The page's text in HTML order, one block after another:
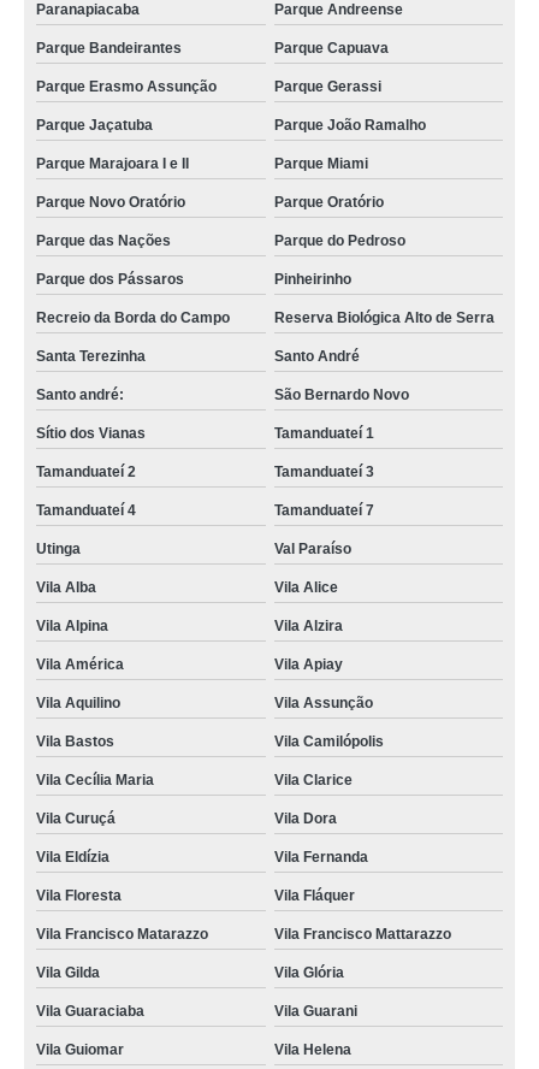
Paranapiacaba Parque Andreense
Parque Bandeirantes Parque Capuava
Parque Erasmo Assunção Parque Gerassi
Parque Jaçatuba Parque João Ramalho
Parque Marajoara I e II Parque Miami
Parque Novo Oratório Parque Oratório
Parque das Nações Parque do Pedroso
Parque dos Pássaros Pinheirinho
Recreio da Borda do Campo Reserva Biológica Alto de Serra
Santa Terezinha Santo André
Santo andré: São Bernardo Novo
Sítio dos Vianas Tamanduateí 1
Tamanduateí 2 Tamanduateí 3
Tamanduateí 4 Tamanduateí 7
Utinga Val Paraíso
Vila Alba Vila Alice
Vila Alpina Vila Alzira
Vila América Vila Apiay
Vila Aquilino Vila Assunção
Vila Bastos Vila Camilópolis
Vila Cecília Maria Vila Clarice
Vila Curuçá Vila Dora
Vila Eldízia Vila Fernanda
Vila Floresta Vila Fláquer
Vila Francisco Matarazzo Vila Francisco Mattarazzo
Vila Gilda Vila Glória
Vila Guaraciaba Vila Guarani
Vila Guiomar Vila Helena